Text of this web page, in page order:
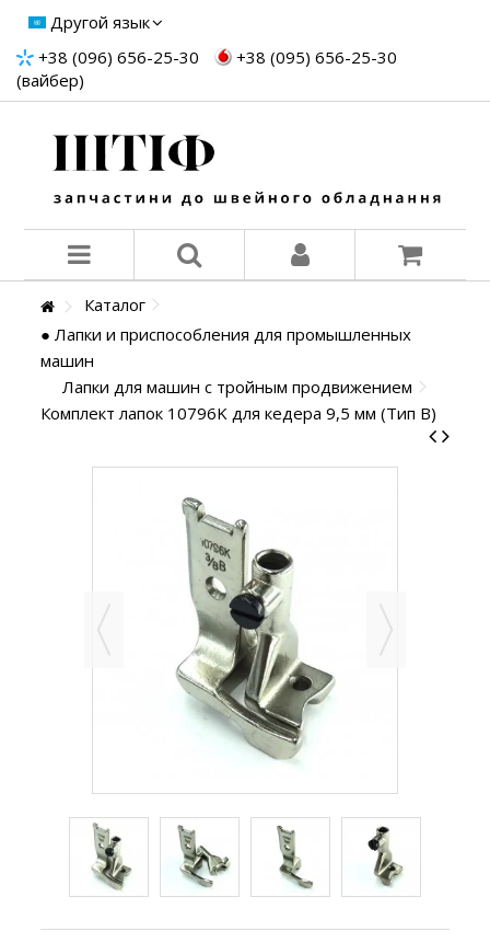
Другой язык
+38 (096) 656-25-30
+38 (095) 656-25-30
(вайбер)
Каталог
● Лапки и приспособления для промышленных
машин
Лапки для машин с тройным продвижением
Комплект лапок 10796K для кедера 9,5 мм (Тип В)